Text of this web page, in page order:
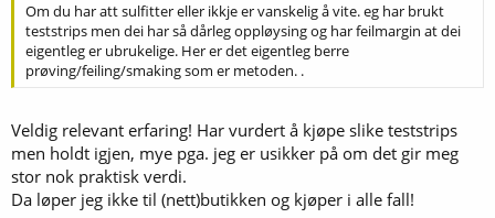
Om du har att sulfitter eller ikkje er vanskelig å vite. eg har brukt
teststrips men dei har så dårleg oppløysing og har feilmargin at dei
eigentleg er ubrukelige. Her er det eigentleg berre
prøving/feiling/smaking som er metoden. .
Veldig relevant erfaring! Har vurdert å kjøpe slike teststrips
men holdt igjen, mye pga. jeg er usikker på om det gir meg
stor nok praktisk verdi.
Da løper jeg ikke til (nett)butikken og kjøper i alle fall!